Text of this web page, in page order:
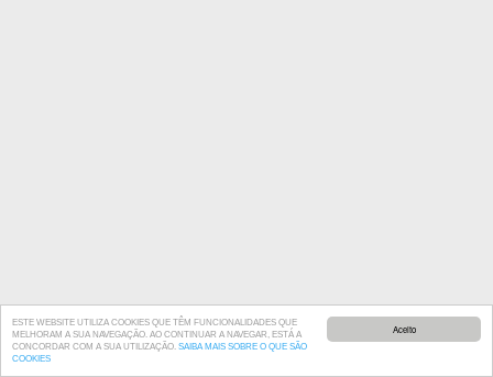
Aceito
ESTE WEBSITE UTILIZA COOKIES QUE TÊM FUNCIONALIDADES QUE
MELHORAM A SUA NAVEGAÇÃO. AO CONTINUAR A NAVEGAR, ESTÁ A
CONCORDAR COM A SUA UTILIZAÇÃO. SAIBA MAIS SOBRE O QUE SÃO
COOKIES